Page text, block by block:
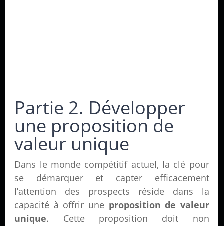
Partie 2. Développer
une proposition de
valeur unique
Dans le monde compétitif actuel, la clé pour
se démarquer et capter efficacement
l’attention des prospects réside dans la
capacité à offrir une proposition de valeur
unique. Cette proposition doit non